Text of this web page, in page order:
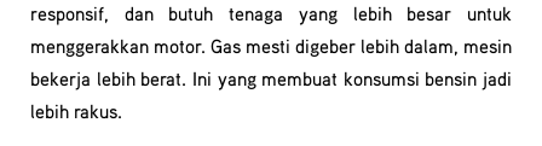
responsif, dan butuh tenaga yang lebih besar untuk
menggerakkan motor. Gas mesti digeber lebih dalam, mesin
bekerja lebih berat. Ini yang membuat konsumsi bensin jadi
lebih rakus.